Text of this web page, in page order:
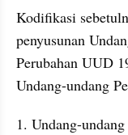
Kodifikasi
penyusunan
Perubahan UUD
Undang-undang
1. Undang-